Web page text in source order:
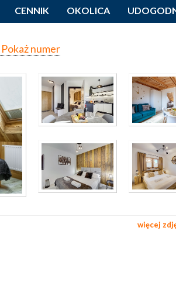
CENNIK OKOLICA
Pokaż numer
więcej